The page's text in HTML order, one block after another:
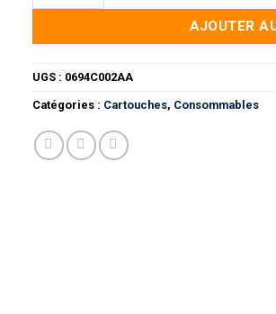
AJOUTER
UGS : 0694C002AA
Catégories : Cartouches, Consommables